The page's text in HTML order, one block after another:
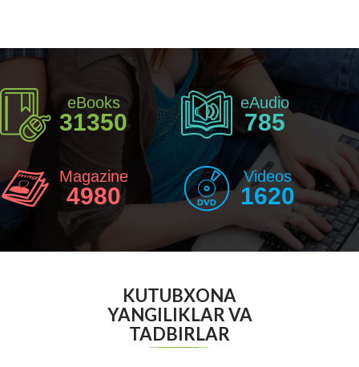
eBooks
31350
eAudio
785
Magazine
4980
Videos
1620
KUTUBXONA
YANGILIKLAR VA
TADBIRLAR